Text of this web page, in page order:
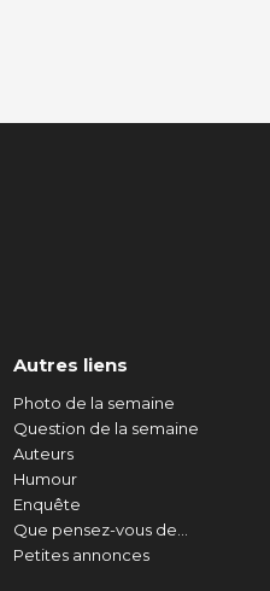
Autres liens
Photo de la semaine
Question de la semaine
Auteurs
Humour
Enquête
Que pensez-vous de...
Petites annonces